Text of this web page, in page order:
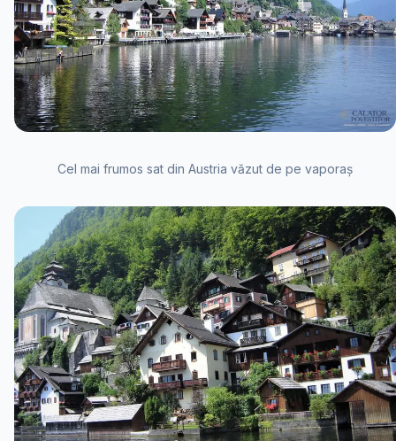
Cel mai frumos sat din Austria văzut de pe vaporaș